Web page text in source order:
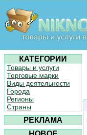
КАТЕГОРИИ
Товары и услуги
Торговые марки
Виды деятельности
Города
Регионы
Страны
РЕКЛАМА